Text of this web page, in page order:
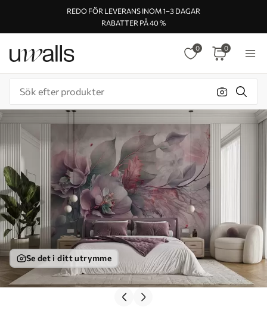
REDO FÖR LEVERANS INOM 1–3 DAGAR
RABATTER PÅ 40 %
0 0
Se det i ditt utrymme